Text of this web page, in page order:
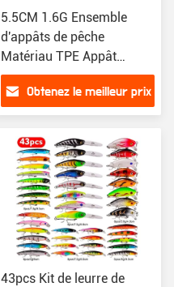
5.5CM 1.6G Ensemble
d'appâts de pêche
Matériau TPE Appât
souple Paddle Ensemble
d'appâts de pêche
Obtenez le meilleur prix
43pcs Kit de leurre de